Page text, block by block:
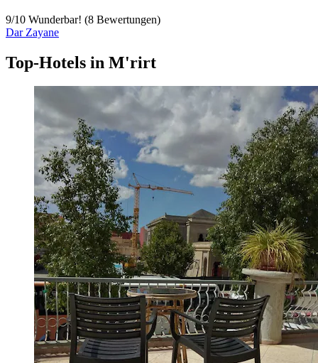
9/10 Wunderbar! (8 Bewertungen)
Dar Zayane
Top-Hotels in M'rirt